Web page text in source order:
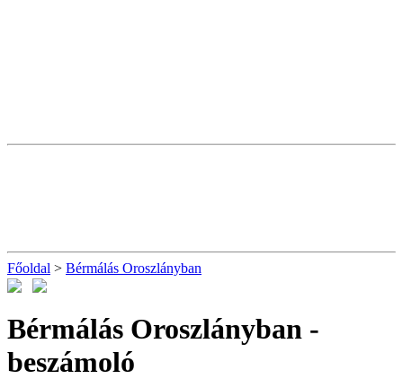
Főoldal > Bérmálás Oroszlányban
Bérmálás Oroszlányban -
beszámoló